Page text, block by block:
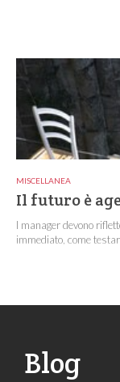
MISCELLANEA
Il futuro è
I manager devono
immediato, come
Blog